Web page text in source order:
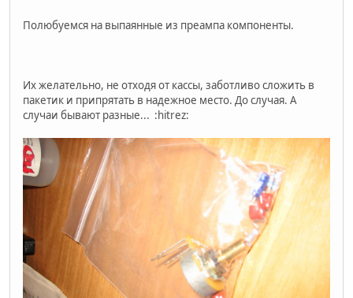
Полюбуемся на выпаянные из преампа компоненты.
Их желательно, не отходя от кассы, заботливо сложить в
пакетик и припрятать в надежное место. До случая. А
случаи бывают разные... :hitrez: